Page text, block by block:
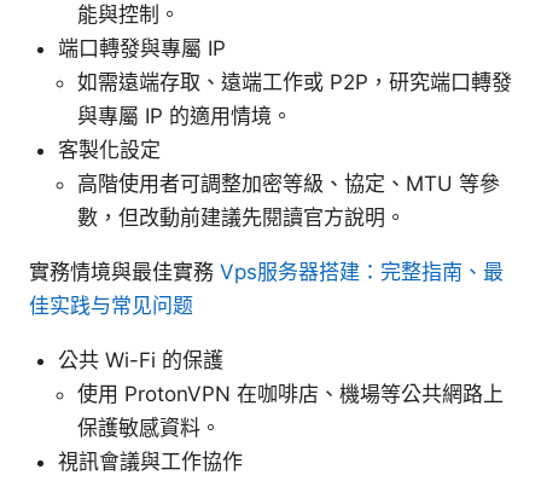
能與控制。
端口轉發與專屬 IP
如需遠端存取、遠端工作或 P2P，研究端口轉發
與專屬 IP 的適用情境。
客製化設定
高階使用者可調整加密等級、協定、MTU 等參
數，但改動前建議先閱讀官方說明。
實務情境與最佳實務 Vps服务器搭建：完整指南、最
佳实践与常见问题
公共 Wi-Fi 的保護
使用 ProtonVPN 在咖啡店、機場等公共網路上
保護敏感資料。
視訊會議與工作協作